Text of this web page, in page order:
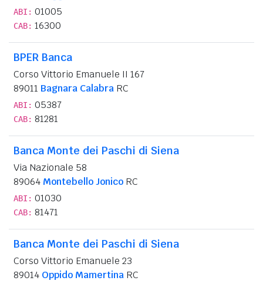
ABI: 01005
CAB: 16300
BPER Banca
Corso Vittorio Emanuele II 167
89011 Bagnara Calabra RC
ABI: 05387
CAB: 81281
Banca Monte dei Paschi di Siena
Via Nazionale 58
89064 Montebello Jonico RC
ABI: 01030
CAB: 81471
Banca Monte dei Paschi di Siena
Corso Vittorio Emanuele 23
89014 Oppido Mamertina RC